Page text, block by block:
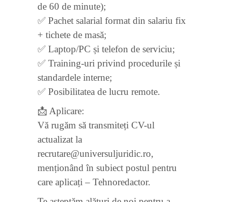
de 60 de minute);
✅ Pachet salarial format din salariu fix
+ tichete de masă;
✅ Laptop/PC și telefon de serviciu;
✅ Training-uri privind procedurile și
standardele interne;
✅ Posibilitatea de lucru remote.
📩 Aplicare:
Vă rugăm să transmiteți CV-ul
actualizat la
recrutare@universuljuridic.ro,
menționând în subiect postul pentru
care aplicați – Tehnoredactor.